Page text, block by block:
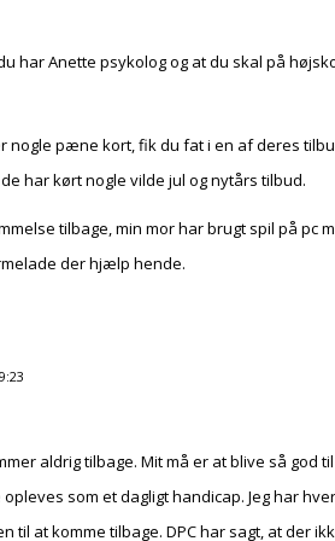
har Anette psykolog og at du skal på
nogle pæne kort, fik du fat i en af deres
har kørt nogle vilde jul og nytårs tilbud.
tilbage, min mor har brugt spil på pc
der hjælp hende.
aldrig tilbage. Mit må er at blive så god
som et dagligt handicap. Jeg har
til at komme tilbage. DPC har sagt, at der